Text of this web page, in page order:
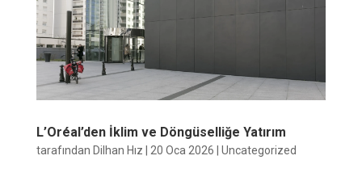
L’Oréal’den İklim ve Döngüselliğe Yatırım
tarafından Dilhan Hız 20 Oca 2026 Uncategorized